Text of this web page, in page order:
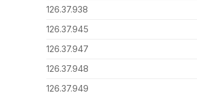
126.37.938
126.37.945
126.37.947
126.37.948
126.37.949